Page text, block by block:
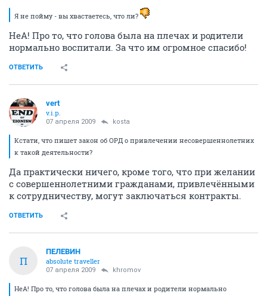
Я не пойму - вы хвастаетесь, что ли?
НеА! Про то, что голова была на плечах и родители
нормально воспитали. За что им огромное спасибо!
ОТВЕТИТЬ
vert
v.i.p.
07 апреля 2009 kosta
Кстати, что пишет закон об ОРД о привлечении несовершеннолетних
к такой деятельности?
Да практически ничего, кроме того, что при желании
с совершеннолетними гражданами, привлечёнными
к сотрудничеству, могут заключаться контракты.
ОТВЕТИТЬ
П
ПЕЛЕВИН
absolute traveller
07 апреля 2009 khromov
НеА! Про то, что голова была на плечах и родители нормально